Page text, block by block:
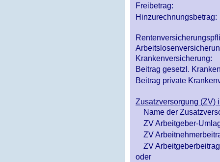
Freibetrag:
Hinzurechnungsbetrag:
Krankenversicherung:
Beitrag gesetzl.
Beitrag private
Zusatzversorgung (ZV)
Name der
ZV Arbeitgeber-
ZV
ZV
oder